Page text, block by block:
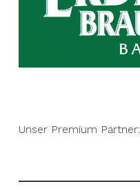
Unser Premium Partner: